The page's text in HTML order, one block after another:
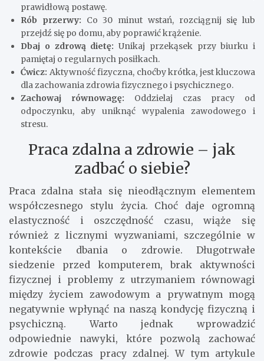
prawidłową postawę.
Rób przerwy: Co 30 minut wstań, rozciągnij się lub
przejdź się po domu, aby poprawić krążenie.
Dbaj o zdrową dietę: Unikaj przekąsek przy biurku i
pamiętaj o regularnych posiłkach.
Ćwicz: Aktywność fizyczna, choćby krótka, jest kluczowa
dla zachowania zdrowia fizycznego i psychicznego.
Zachowaj równowagę: Oddzielaj czas pracy od
odpoczynku, aby uniknąć wypalenia zawodowego i
stresu.
Praca zdalna a zdrowie – jak
zadbać o siebie?
Praca zdalna stała się nieodłącznym elementem
współczesnego stylu życia. Choć daje ogromną
elastyczność i oszczędność czasu, wiąże się
również z licznymi wyzwaniami, szczególnie w
kontekście dbania o zdrowie. Długotrwałe
siedzenie przed komputerem, brak aktywności
fizycznej i problemy z utrzymaniem równowagi
między życiem zawodowym a prywatnym mogą
negatywnie wpłynąć na naszą kondycję fizyczną i
psychiczną. Warto jednak wprowadzić
odpowiednie nawyki, które pozwolą zachować
zdrowie podczas pracy zdalnej. W tym artykule